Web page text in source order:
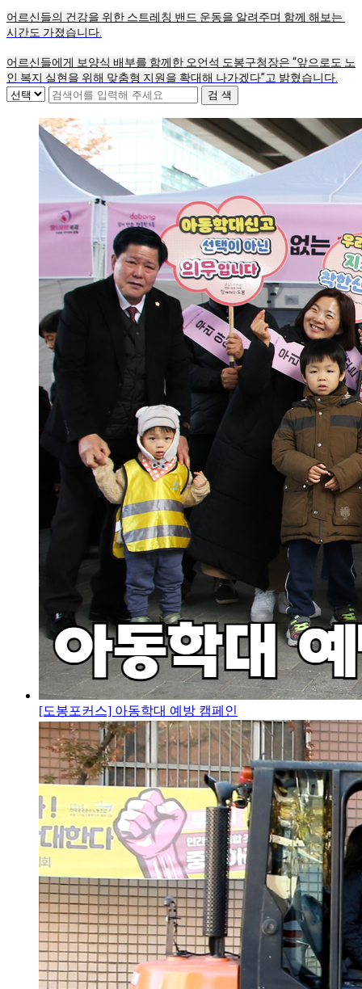
어르신들의 건강을 위한 스트레칭 밴드 운동을 알려주며 함께 해보는
시간도 가졌습니다.
어르신들에게 보양식 배부를 함께한 오언석 도봉구청장은 “앞으로도 노
인 복지 실현을 위해 맞춤형 지원을 확대해 나가겠다”고 밝혔습니다.
[도봉포커스] 아동학대 예방 캠페인